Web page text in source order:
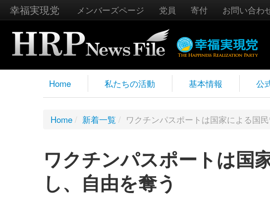
幸福実現党 メンバーズページ 党員 寄付 お問い合わ
Home 私たちの活動 基本情報 公
Home / 新着一覧 / ワクチンパスポートは国家による国
ワクチンパスポートは国
し、自由を奪う